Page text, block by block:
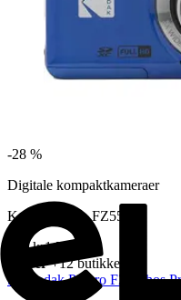
-28 %
Digitale kompaktkameraer
Kodak Pixpro FZ55
990 kr1 790 kr
Power+12 butikker
Se Kodak Pixpro FZ55 hos